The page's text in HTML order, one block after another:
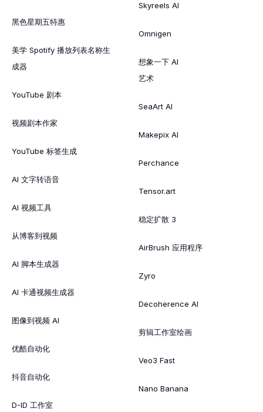
黑色星期五特惠
美学 Spotify 播放列表名称生
成器
YouTube 剧本
视频剧本作家
YouTube 标签生成
AI 文字转语音
AI 视频工具
从博客到视频
AI 脚本生成器
AI 卡通视频生成器
图像到视频 AI
优酷自动化
抖音自动化
D-ID 工作室
Skyreels AI
Omnigen
想象一下 AI
艺术
SeaArt AI
Makepix AI
Perchance
Tensor.art
稳定扩散 3
AirBrush 应用程序
Zyro
Decoherence AI
剪辑工作室绘画
Veo3 Fast
Nano Banana